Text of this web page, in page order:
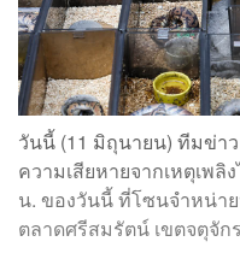
วันนี้ (11 มิถุนายน) ทีมข่า
ความเสียหายจากเหตุเพลิ
น. ของวันนี้ ที่โซนจำหน่า
ตลาดศรีสมรัตน์ เขตจตุจัก